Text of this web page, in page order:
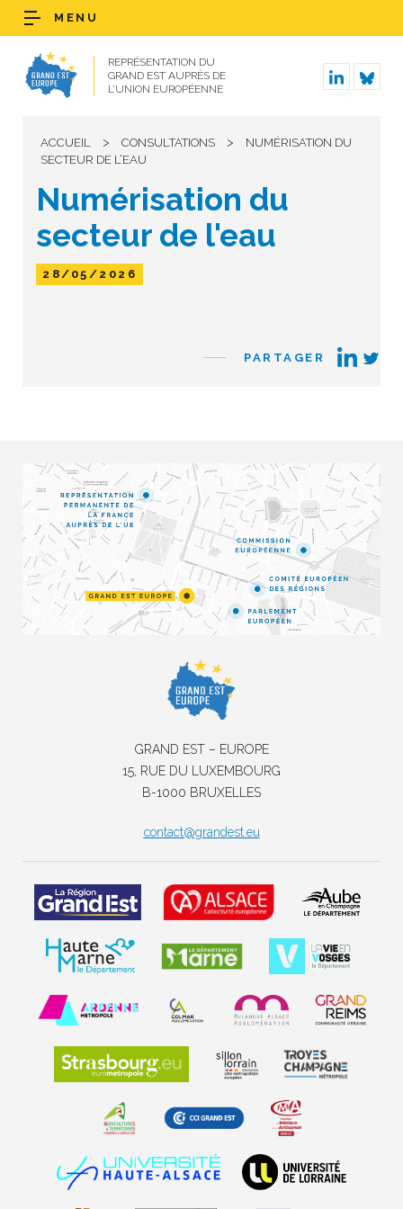
REPRÉSENTATION DU
GRAND EST AUPRÈS DE
L’UNION EUROPÉENNE
MENU
ACCUEIL > CONSULTATIONS >
NUMÉRISATION DU
SECTEUR DE L’EAU
Numérisation du
secteur de l'eau
28/05/2026
PARTAGER
GRAND EST – EUROPE
15, RUE DU LUXEMBOURG
B-1000 BRUXELLES
contact@grandest.eu